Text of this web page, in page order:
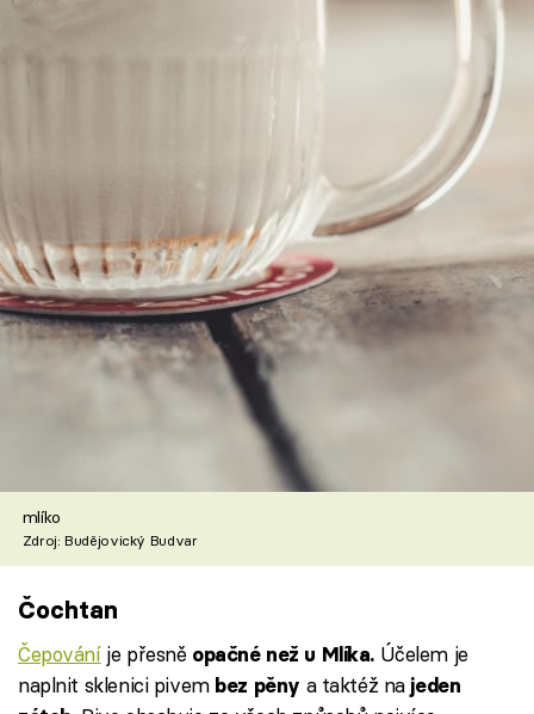
mlíko
Zdroj: Budějovický Budvar
Čochtan
Čepováníje přesně opačné než u Mlíka.Účelem je
naplnit sklenici pivem bez pěny a taktéž na jeden